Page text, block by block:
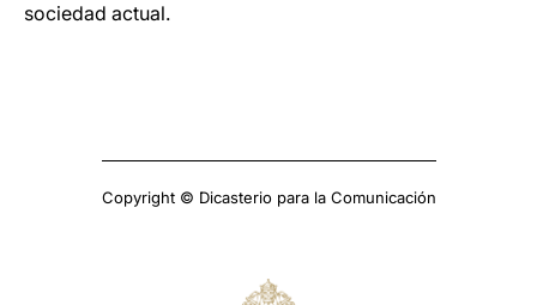
sociedad actual.
Copyright © Dicasterio para la Comunicación